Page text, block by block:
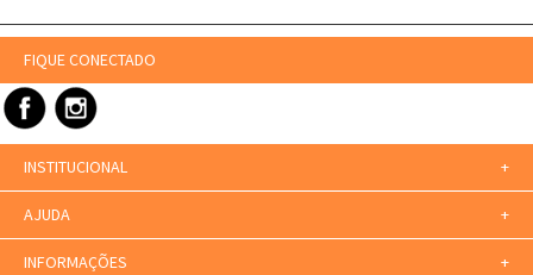
FIQUE CONECTADO
INSTITUCIONAL +
AJUDA +
INFORMAÇÕES +